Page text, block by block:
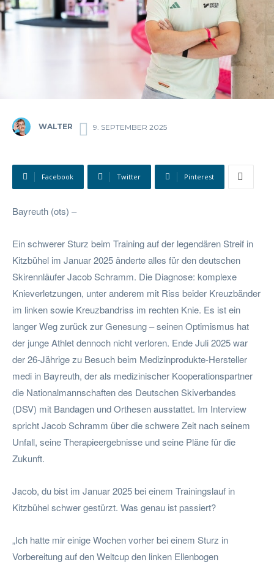
WALTER 9. SEPTEMBER 2025
Facebook Twitter Pinterest
Bayreuth (ots) –
Ein schwerer Sturz beim Training auf der legendären Streif in
Kitzbühel im Januar 2025 änderte alles für den deutschen
Skirennläufer Jacob Schramm. Die Diagnose: komplexe
Knieverletzungen, unter anderem mit Riss beider Kreuzbänder
im linken sowie Kreuzbandriss im rechten Knie. Es ist ein
langer Weg zurück zur Genesung – seinen Optimismus hat
der junge Athlet dennoch nicht verloren. Ende Juli 2025 war
der 26-Jährige zu Besuch beim Medizinprodukte-Hersteller
medi in Bayreuth, der als medizinischer Kooperationspartner
die Nationalmannschaften des Deutschen Skiverbandes
(DSV) mit Bandagen und Orthesen ausstattet. Im Interview
spricht Jacob Schramm über die schwere Zeit nach seinem
Unfall, seine Therapieergebnisse und seine Pläne für die
Zukunft.
Jacob, du bist im Januar 2025 bei einem Trainingslauf in
Kitzbühel schwer gestürzt. Was genau ist passiert?
„Ich hatte mir einige Wochen vorher bei einem Sturz in
Vorbereitung auf den Weltcup den linken Ellenbogen